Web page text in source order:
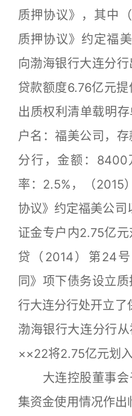
质押协议》，其中
质押协议》约定福
向渤海银行大连分
贷款额度6.76亿元
出质权利清单载明
户名：福美公司，
分行，金额：8400
率：2.5%，（2015
协议》约定福美公
证金专户内2.75亿
贷（2014）第24
同》项下债务设立
行大连分行处开立了
渤海银行大连分行
××22将2.75亿元划入
大连控股董事会
集资金使用情况作